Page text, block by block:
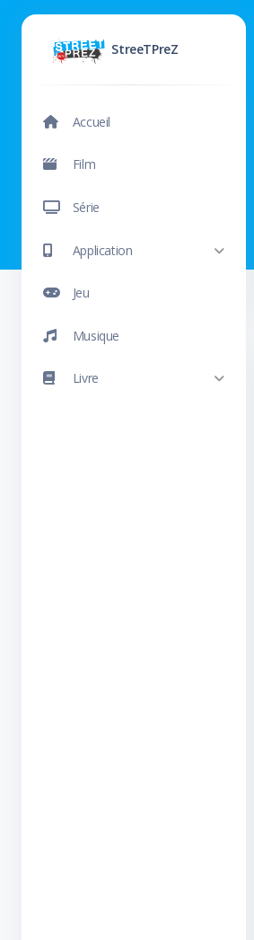
StreeTPreZ
Accueil
Film
Série
Application
Jeu
Musique
Livre